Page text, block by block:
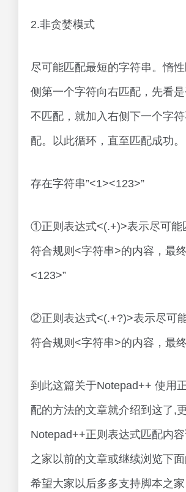
2.非贪婪模式
尽可能匹配最短的字符串。惰
侧第一个字符向右匹配，先看
不匹配，就加入右侧下一个字
配。以此循环，直至匹配成功。
存在字符串”<1><123>”
①正则表达式<(.+)>表示尽可能
符合规则<字符串>的内容，最
<123>”
②正则表达式<(.+?)>表示尽可
符合规则<字符串>的内容，最
到此这篇关于Notepad++ 使用
配的方法的文章就介绍到这了,
Notepad++正则表达式匹配内
之家以前的文章或继续浏览下
希望大家以后多多支持脚本之家